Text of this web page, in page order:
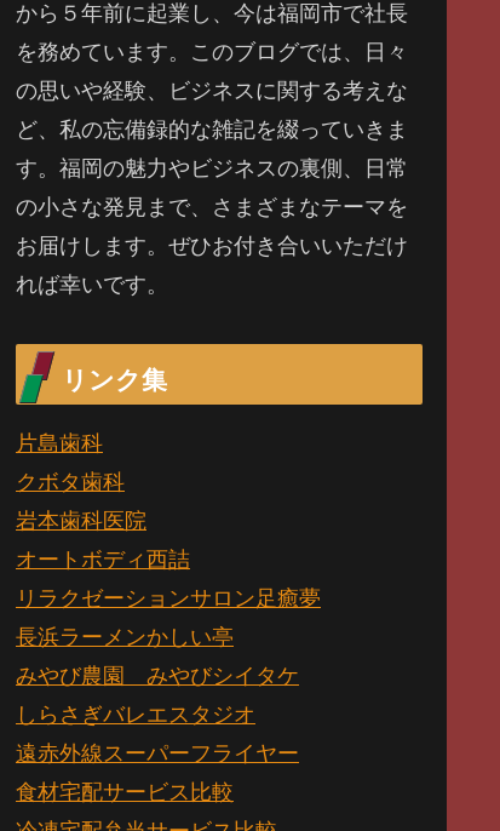
から５年前に起業し、今は福岡市で社長
を務めています。このブログでは、日々
の思いや経験、ビジネスに関する考えな
ど、私の忘備録的な雑記を綴っていきま
す。福岡の魅力やビジネスの裏側、日常
の小さな発見まで、さまざまなテーマを
お届けします。ぜひお付き合いいただけ
れば幸いです。
リンク集
片島歯科
クボタ歯科
岩本歯科医院
オートボディ西詰
リラクゼーションサロン足癒夢
長浜ラーメンかしい亭
みやび農園 みやびシイタケ
しらさぎバレエスタジオ
遠赤外線スーパーフライヤー
食材宅配サービス比較